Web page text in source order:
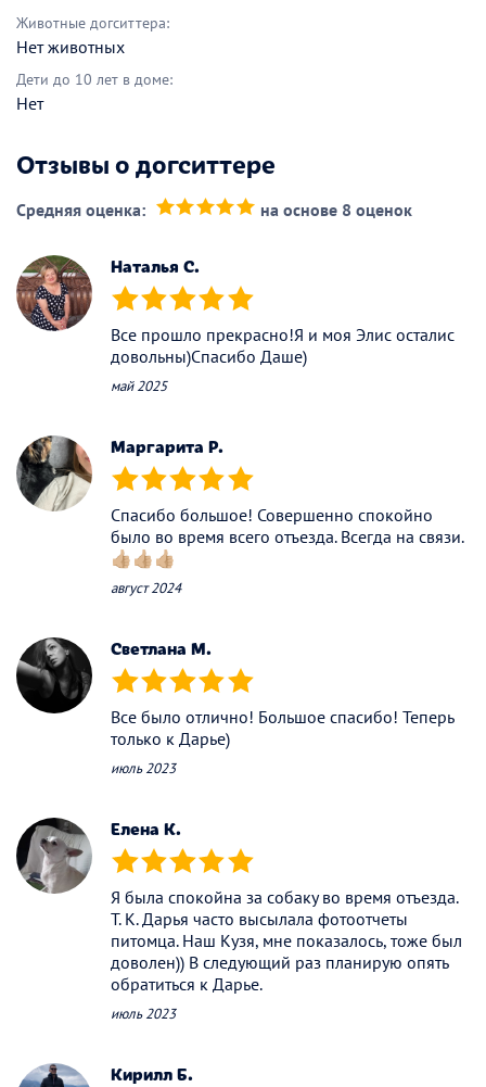
Животные догситтера:
Нет животных
Дети до 10 лет в доме:
Нет
Отзывы о догситтере
Средняя оценка: на основе 8 оценок
Наталья С.
(*) (*) (*) (*) (*)
Все прошло прекрасно!Я и моя Элис осталис
довольны)Спасибо Даше)
май 2025
Маргарита Р.
(*) (*) (*) (*) (*)
Спасибо большое! Совершенно спокойно
было во время всего отъезда. Всегда на связи.
👍🏼👍🏼👍🏼
август 2024
Светлана М.
(*) (*) (*) (*) (*)
Все было отлично! Большое спасибо! Теперь
только к Дарье)
июль 2023
Елена К.
(*) (*) (*) (*) (*)
Я была спокойна за собаку во время отъезда.
Т. К. Дарья часто высылала фотоотчеты
питомца. Наш Кузя, мне показалось, тоже был
доволен)) В следующий раз планирую опять
обратиться к Дарье.
июль 2023
Кирилл Б.